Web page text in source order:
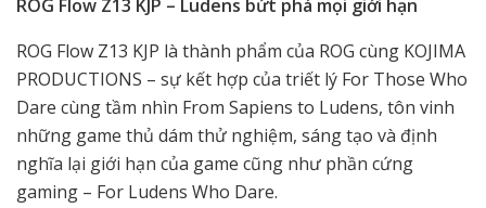
ROG Flow Z13 KJP – Ludens bứt phá mọi giới hạn
ROG Flow Z13 KJP là thành phẩm của ROG cùng KOJIMA
PRODUCTIONS – sự kết hợp của triết lý For Those Who
Dare cùng tầm nhìn From Sapiens to Ludens, tôn vinh
những game thủ dám thử nghiệm, sáng tạo và định
nghĩa lại giới hạn của game cũng như phần cứng
gaming – For Ludens Who Dare.